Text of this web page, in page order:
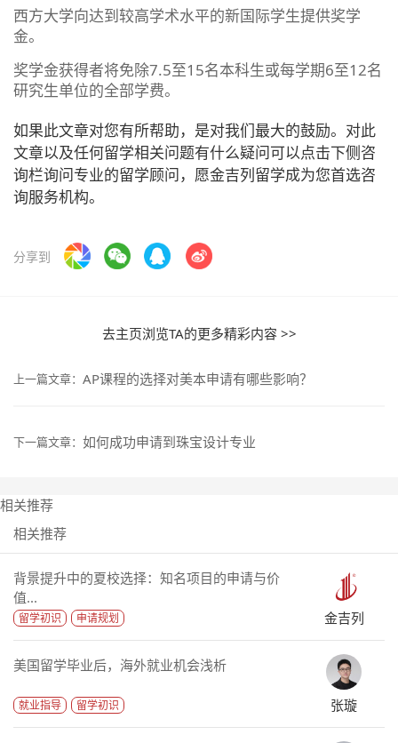
西方大学向达到较高学术水平的新国际学生提供奖学
金。
奖学金获得者将免除7.5至15名本科生或每学期6至12名
研究生单位的全部学费。
如果此文章对您有所帮助，是对我们最大的鼓励。对此
文章以及任何留学相关问题有什么疑问可以点击下侧咨
询栏询问专业的留学顾问，愿金吉列留学成为您首选咨
询服务机构。
分享到
去主页浏览TA的更多精彩内容 >>
上一篇文章： AP课程的选择对美本申请有哪些影响？
下一篇文章： 如何成功申请到珠宝设计专业
相关推荐
相关推荐
背景提升中的夏校选择：知名项目的申请与价
值...
留学初识 申请规划 金吉列
美国留学毕业后，海外就业机会浅析
就业指导 留学初识 张璇